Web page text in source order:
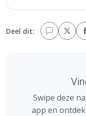
Deel dit:
Swipe deze
app en